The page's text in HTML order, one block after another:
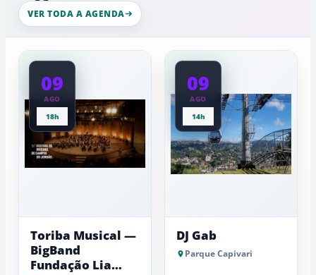
nesta
quinta-
feira
a
VER TODA A AGENDA
09
AGO
18h
Toriba Musical —
BigBand
Fundação Lia
09
AGO
14h
DJ Gab
Parque Capivari